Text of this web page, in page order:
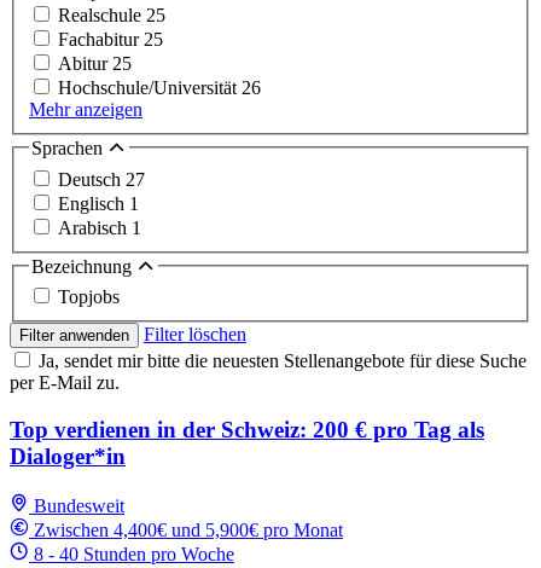
Realschule 25
Fachabitur 25
Abitur 25
Hochschule/Universität 26
Mehr anzeigen
Sprachen
Deutsch 27
Englisch 1
Arabisch 1
Bezeichnung
Topjobs
Filter anwenden
Filter löschen
Ja, sendet mir bitte die neuesten Stellenangebote für diese Suche
per E-Mail zu.
Top verdienen in der Schweiz: 200 € pro Tag als
Dialoger*in
Bundesweit
Zwischen 4,400€ und 5,900€ pro Monat
8 - 40 Stunden pro Woche